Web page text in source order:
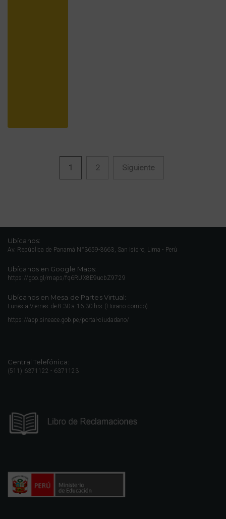
Navegación de entradas
1 2 Siguiente
Ubícanos:
Av. República de Panamá N°3659-3663, San Isidro, Lima - Perú
Ubícanos en Google Maps:
https://goo.gl/maps/fq6RUX8E9ucbZ9729
Ubícanos en Mesa de Partes Virtual:
Lunes a Viernes de 8:30 a 16:30 hrs (Horario corrido).
https://app.sineace.gob.pe/portal-ciudadano/
Central Telefónica:
(511) 6371122 - 6371123